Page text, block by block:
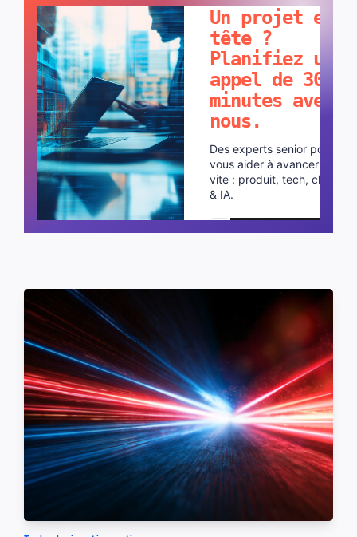
Un projet en
tête ?
Planifiez un
appel de 30
minutes avec
nous.
Des experts senior pour
vous aider à avancer plus
vite : produit, tech, cloud
& IA.
Planifier un appel